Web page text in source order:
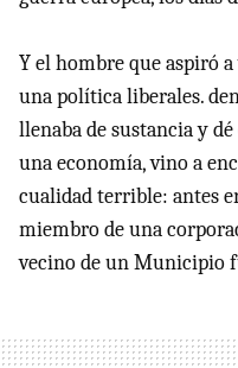
Y el hombre que aspiró
una política liberales.
llenaba de sustancia y
una economía, vino a
cualidad terrible: antes
miembro de una
vecino de un Municipio